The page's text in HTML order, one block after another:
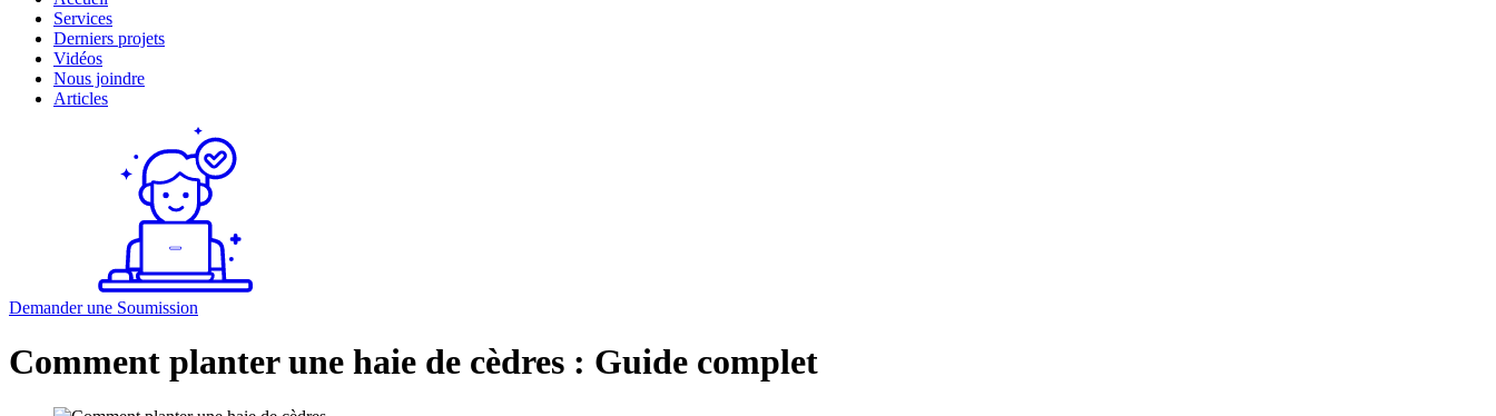
Services
Derniers projets
Vidéos
Nous joindre
Articles
Demander une Soumission
Comment planter une haie de cèdres : Guide complet